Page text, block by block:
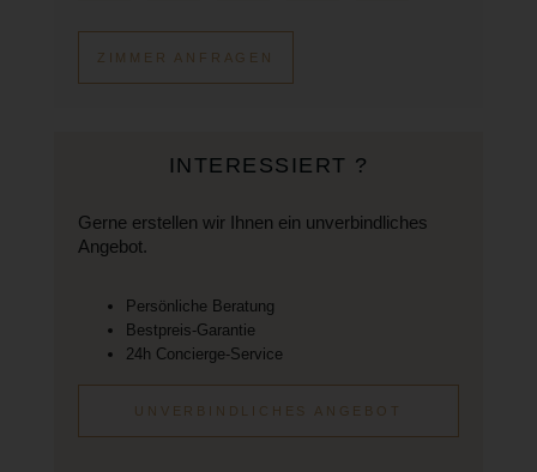
ZIMMER ANFRAGEN
INTERESSIERT ?
Gerne erstellen wir Ihnen ein unverbindliches
Angebot.
Persönliche Beratung
Bestpreis-Garantie
24h Concierge-Service
UNVERBINDLICHES ANGEBOT